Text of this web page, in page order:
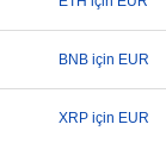
BNB için EUR
XRP için EUR